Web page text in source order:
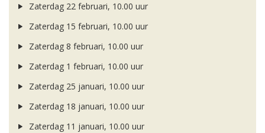
Zaterdag 22 februari, 10.00 uur
Zaterdag 15 februari, 10.00 uur
Zaterdag 8 februari, 10.00 uur
Zaterdag 1 februari, 10.00 uur
Zaterdag 25 januari, 10.00 uur
Zaterdag 18 januari, 10.00 uur
Zaterdag 11 januari, 10.00 uur